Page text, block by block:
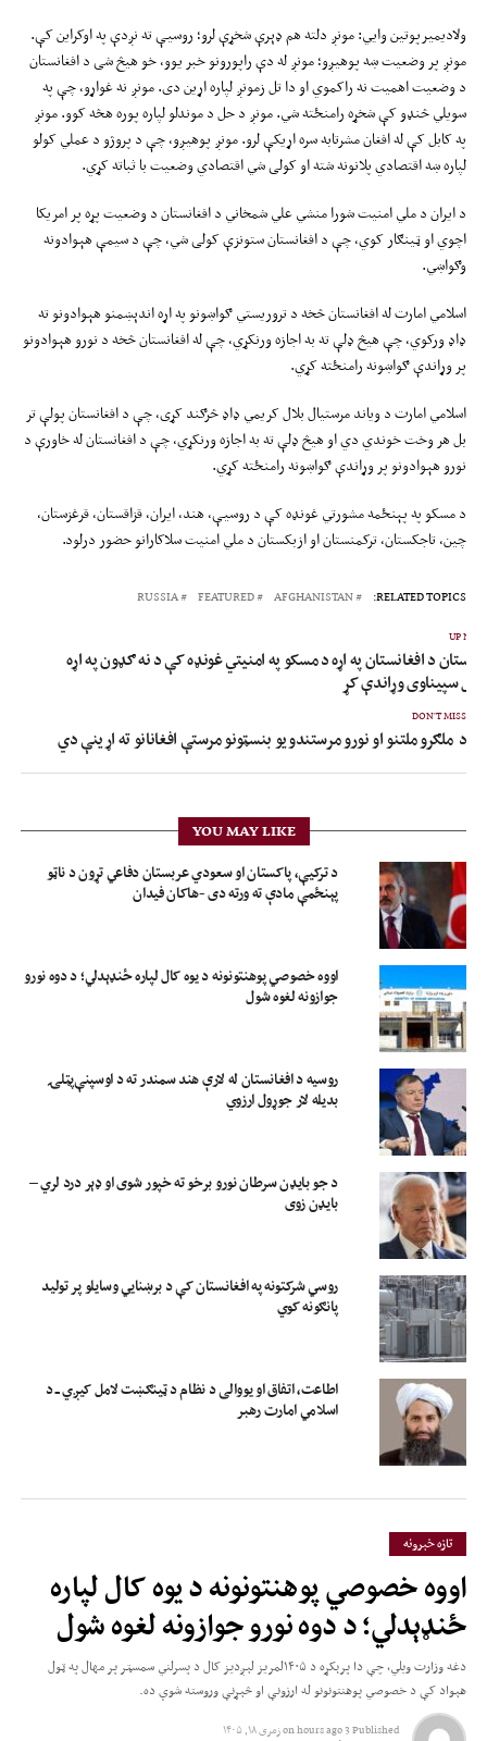
ولادیمیرپوتین وایي: مونږ دلته هم ډېرې شخړې لرو؛ روسیې ته نږدې په اوکراین کې.
مونږ پر وضعیت ښه پوهیږو؛ مونږ له دې راپورونو خبر یوو، خو هیڅ شی د افغانستان
د وضعیت اهمیت نه راکموي او دا تل زمونږ لپاره اړین دی. مونږ نه غواړو، چې په
سویلي څنډو کې شخړه رامنځته شي. مونږ د حل د موندلو لپاره پوره هڅه کوو. مونږ
په کابل کې له افغان مشرتابه سره اړیکې لرو. مونږ پوهیږو، چې د پروژو د عملي کولو
لپاره ښه اقتصادي پلانونه شته او کولی شي اقتصادي وضعیت با ثباته کړي.
د ایران د ملي امنیت شورا منشي علي شمخاني د افغانستان د وضعیت پړه پر امریکا
اچوي او ټینګار کوي، چې د افغانستان ستونزې کولی شي، چې د سیمې هېوادونه
وګواښي.
اسلامي امارت له افغانستان څخه د تروریستي ګواښونو په اړه اندېښمنو هېوادونو ته
ډاډ ورکوي، چې هیڅ ډلې ته به اجازه ورنکړي، چې له افغانستان څخه د نورو هېوادونو
پر وړاندې ګواښونه رامنځته کړي.
اسلامي امارت د ویاند مرستیال بلال کریمي ډاډ څرګند کړی، چې د افغانستان پولې تر
بل هر وخت خوندي دي او هیڅ ډلې ته به اجازه ورنکړي، چې د افغانستان له خاورې د
نورو هېوادونو پر وړاندې ګواښونه رامنځته کړي.
د مسکو په پېنځمه مشورتي غونډه کې د روسیې، هند، ایران، قزاقستان، قرغزستان،
چین، تاجکستان، ترکمنستان او ازبکستان د ملي امنیت سلاکارانو حضور درلود.
RELATED TOPICS:
AFGHANISTAN
FEATURED
RUSSIA
UP
د افغانستان په اړه د مسکو په امنیتي غونډه کې د نه ګډون په اړه
سپیناوی وړاندې کړ
DON'T MISS
د ملګرو ملتنو او نورو مرستندویو بنسټونو مرستې افغانانو ته اړینې دي
YOU MAY LIKE
د ترکیې، پاکستان او سعودي عربستان دفاعي تړون د ناټو
پېنځمې مادې ته ورته دی -هاکان فیدان
اووه خصوصي پوهنتونونه د یوه کال لپاره ځنډېدلي؛ د دوه نورو
جوازونه لغوه شول
روسیه د افغانستان له لارې هند سمندر ته د اوسپنې‌پټلۍ
بدیله لار جوړول ارزوي
د جو بایډن سرطان نورو برخو ته خپور شوی او ډېر درد لري –
بایډن زوی
روسي شرکتونه په افغانستان کې د برښنايي وسایلو پر تولید
پانګونه کوي
اطاعت، اتفاق او یووالی د نظام د ټینګښت لامل کیږي ــ د
اسلامي امارت رهبر
تازه خبرونه
اووه خصوصي پوهنتونونه د یوه کال لپاره
ځنډېدلي؛ د دوه نورو جوازونه لغوه شول
دغه وزارت ویلي، چې دا پرېکړه د ۱۴۰۵لمریز لېږدیز کال د پسرلني سمسټر پر مهال په ټول
هېواد کې د خصوصي پوهنتونونو له ارزونې او څېړنې وروسته شوې ده.
Published
3 hours ago
onزمری ۱۸, ۱۴۰۵